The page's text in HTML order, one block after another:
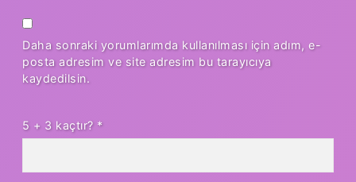
Daha sonraki yorumlarımda kullanılması için adım, e-
posta adresim ve site adresim bu tarayıcıya
kaydedilsin.
5 + 3 kaçtır? *